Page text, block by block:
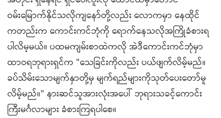
ဝမ်းမြောက်နိုင်သလိုကျနော်တို့လည်း လောကမှာ နေထိုင်
ကတည်းက ကောင်းကင်ဘုံကို ရောက်နေသလိုအကြိုခံစားရ
ပါလိမ့မယ်။ ပထမကျမ်းစာထဲကလို အဲဒီကောင်းကင်ဘုံမှာ
ထာဝရဘုရားရှင်က "သေခြင်းကိုလည်း ပယ်ဖျက်လိမ့်မည်။
ခပ်သိမ်းသောမျက်နှာတို့မှ မျက်ရည်များကိုသုတ်ပေးတော်မူ
လိမ့်မည်။" နားဆင်သူအားလုံးအပေါ် ဘုရားသခင့်ကောင်း
ကြီးမင်္ဂလာများ ခံစားကြရပါစေ။